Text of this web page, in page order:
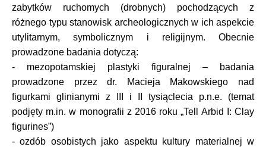
zabytków ruchomych (drobnych) pochodzących z
różnego typu stanowisk archeologicznych w ich aspekcie
utylitarnym, symbolicznym i religijnym. Obecnie
prowadzone badania dotyczą:
- mezopotamskiej plastyki figuralnej – badania
prowadzone przez dr. Macieja Makowskiego nad
figurkami glinianymi z III i II tysiąclecia p.n.e. (temat
podjęty m.in. w monografii z 2016 roku „Tell Arbid I: Clay
figurines”)
- ozdób osobistych jako aspektu kultury materialnej w